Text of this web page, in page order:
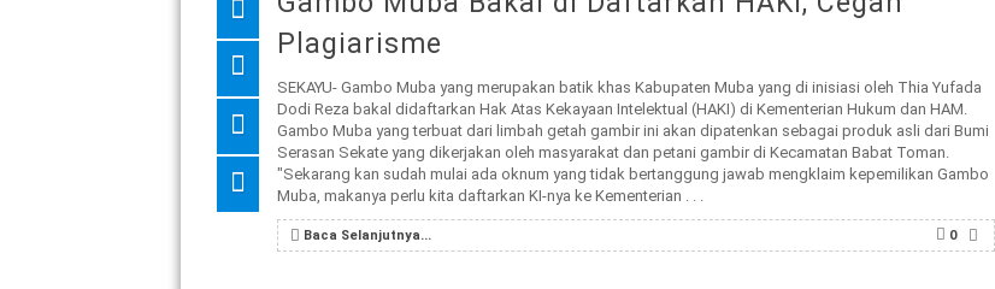
Plagiarisme
SEKAYU- Gambo Muba yang merupakan batik khas Kabupaten Muba yang di inisiasi oleh Thia Yufada
Dodi Reza bakal didaftarkan Hak Atas Kekayaan Intelektual (HAKI) di Kementerian Hukum dan HAM.
Gambo Muba yang terbuat dari limbah getah gambir ini akan dipatenkan sebagai produk asli dari Bumi
Serasan Sekate yang dikerjakan oleh masyarakat dan petani gambir di Kecamatan Babat Toman.
"Sekarang kan sudah mulai ada oknum yang tidak bertanggung jawab mengklaim kepemilikan Gambo
Muba, makanya perlu kita daftarkan KI-nya ke Kementerian . . .
Baca Selanjutnya... 0